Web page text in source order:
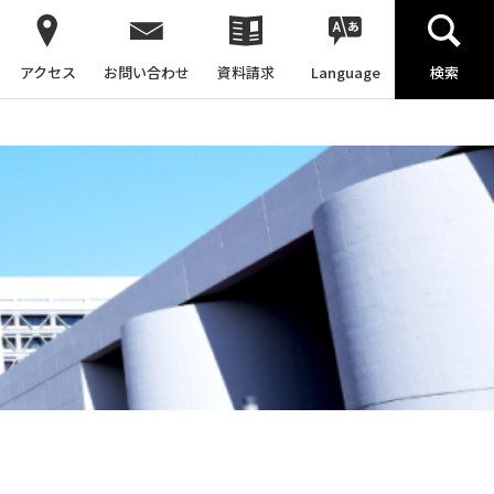
アクセス お問い合わせ 資料請求 Language 検索